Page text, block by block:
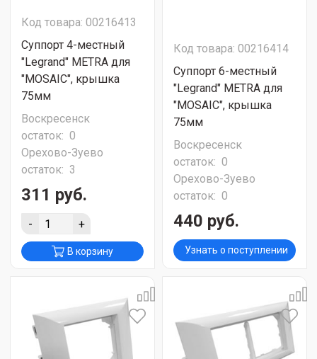
Код товара: 00216413
Суппорт 4-местный
"Legrand" METRA для
"MOSAIC", крышка
75мм
Воскресенск
остаток: 0
Орехово-Зуево
остаток: 3
311 руб.
- +
В корзину
Код товара: 00216414
Суппорт 6-местный
"Legrand" METRA для
"MOSAIC", крышка
75мм
Воскресенск
остаток: 0
Орехово-Зуево
остаток: 0
440 руб.
Узнать о поступлении